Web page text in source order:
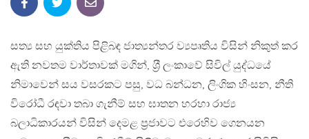
සත්‍ය සහ යුක්තිය පිළිබඳ ජාත්‍යන්තර ව්‍යපෘතිය විසින් නිකුත් කර
ඇති නවතම වාර්තාවක් මගින්, ශ‍්‍රී ලංකාවේ සිවිල් යුද්ධයේ
නිමාවෙන් සය වසරකට පසු, වධ බන්ධන, ලිංගික හිංසන, නීති
විරෝධී රඳවා තබා ගැනීම් සහ ඝාතන හරහා රාජ්‍ය
බලාධිකාරයන් විසින් දෙමළ ප‍්‍රජාවට එරෙහිව ගෙනයන